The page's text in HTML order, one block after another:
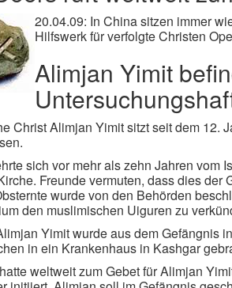
20.04.09: In China sitzen immer
Hilfswerk für verfolgte Christen
Alimjan Yimit
Christ Alimjan Yimit sitzt seit dem 12.
sich vor mehr als zehn Jahren vom
Freunde vermuten, dass dies
wurde von den Behörden
den muslimischen Uiguren zu
Yimit wurde aus dem Gefängnis
in ein Krankenhaus in Kashgar
weltweit zum Gebet für Alimjan